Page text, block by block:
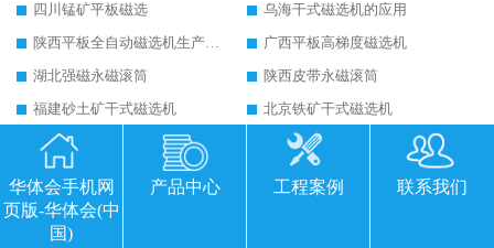
四川锰矿平板磁选
乌海干式磁选机的应用
陕西平板全自动磁选机生产厂家
广西平板高梯度磁选机
湖北强磁永磁滚筒
陕西皮带永磁滚筒
福建砂土矿干式磁选机
北京铁矿干式磁选机
黑龙江强磁滚筒生产厂家
陕西永磁滚筒结构图
克拉玛依永磁筒式磁选机主要技术参数
运城永磁筒式磁选机应用
河源精选钨精矿干式磁选机
朔州铁矿永磁筒式磁选机
华体会手机网
页版-华体会(中
国)
产品中心 工程案例 联系我们